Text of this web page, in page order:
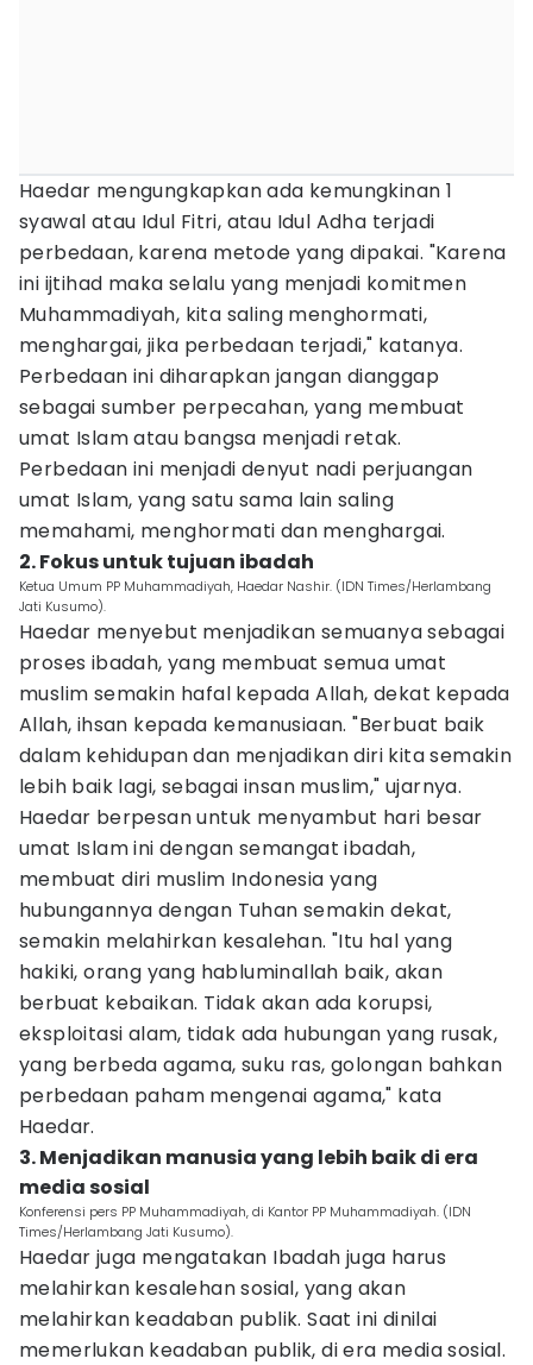
Haedar mengungkapkan ada kemungkinan 1
syawal atau Idul Fitri, atau Idul Adha terjadi
perbedaan, karena metode yang dipakai. "Karena
ini ijtihad maka selalu yang menjadi komitmen
Muhammadiyah, kita saling menghormati,
menghargai, jika perbedaan terjadi," katanya.
Perbedaan ini diharapkan jangan dianggap
sebagai sumber perpecahan, yang membuat
umat Islam atau bangsa menjadi retak.
Perbedaan ini menjadi denyut nadi perjuangan
umat Islam, yang satu sama lain saling
memahami, menghormati dan menghargai.
2. Fokus untuk tujuan ibadah
Ketua Umum PP Muhammadiyah, Haedar Nashir. (IDN Times/Herlambang
Jati Kusumo).
Haedar menyebut menjadikan semuanya sebagai
proses ibadah, yang membuat semua umat
muslim semakin hafal kepada Allah, dekat kepada
Allah, ihsan kepada kemanusiaan. "Berbuat baik
dalam kehidupan dan menjadikan diri kita semakin
lebih baik lagi, sebagai insan muslim," ujarnya.
Haedar berpesan untuk menyambut hari besar
umat Islam ini dengan semangat ibadah,
membuat diri muslim Indonesia yang
hubungannya dengan Tuhan semakin dekat,
semakin melahirkan kesalehan. "Itu hal yang
hakiki, orang yang habluminallah baik, akan
berbuat kebaikan. Tidak akan ada korupsi,
eksploitasi alam, tidak ada hubungan yang rusak,
yang berbeda agama, suku ras, golongan bahkan
perbedaan paham mengenai agama," kata
Haedar.
3. Menjadikan manusia yang lebih baik di era
media sosial
Konferensi pers PP Muhammadiyah, di Kantor PP Muhammadiyah. (IDN
Times/Herlambang Jati Kusumo).
Haedar juga mengatakan Ibadah juga harus
melahirkan kesalehan sosial, yang akan
melahirkan keadaban publik. Saat ini dinilai
memerlukan keadaban publik, di era media sosial.